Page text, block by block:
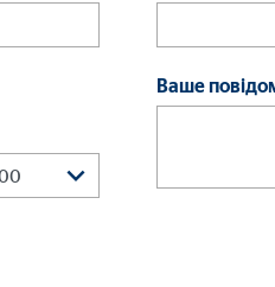
Ваше